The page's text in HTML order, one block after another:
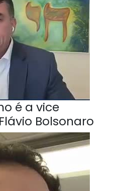
é a vice
Bolsonaro